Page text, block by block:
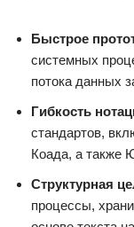
Быстрое
системных
потока данных
Гибкость
стандартов,
Коада, а также
Структурная
процессы,